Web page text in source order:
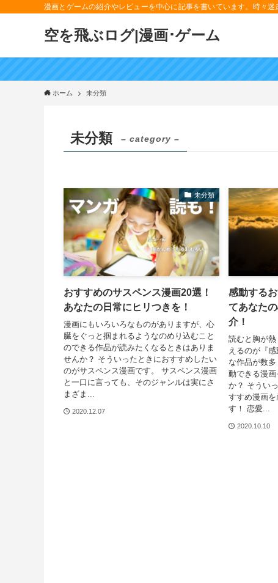
漫画とゲームの紹介やレビューを中心に記事を書いています。時々迷
空を飛ぶログ|漫画･ゲーム
ホーム 未分類
未分類 – category –
未分類
おすすめのサスペンス漫画20選！
あなたの日常にヒリつきを！
漫画にもいろいろなものがありますが、心
臓をぐっと掴まれるようなのめり込むこと
のできる作品が読みたくなるときはありま
せんか？ そういったときにおすすめしたい
のがサスペンス漫画です。 サスペンス漫画
と一口に言っても、そのジャンルは実にさ
まざま...
2020.12.07
感動する
てあなた
介！
読むと胸が
えるのが『
な作品が数
動できる漫
か？ そうい
すすめ漫画
す！ 恋愛...
2020.10.10